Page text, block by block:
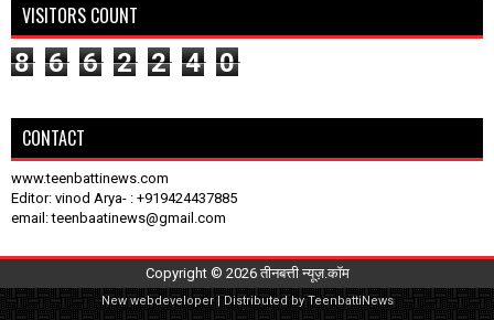
VISITORS COUNT
8 6 6 2 2 4 0
CONTACT
www.teenbattinews.com
Editor: vinod Arya- : +919424437885
email: teenbaatinews@gmail.com
Copyright © 2026 तीनबत्ती न्यूज़.कॉम
Newwebdeveloper| Distributed byTeenbattiNews